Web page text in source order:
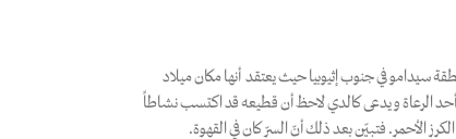
سيدامو في جنوب إثيوبيا حيث يعتقد أنها مكان ميلاد
أحد الرعاة و يدعى كالدي لاحظ أن قطيعه قد اكتسب نشاطاً
الأحمر. فتبيّن بعد ذلك أنّ السرّ كان في القهوة.